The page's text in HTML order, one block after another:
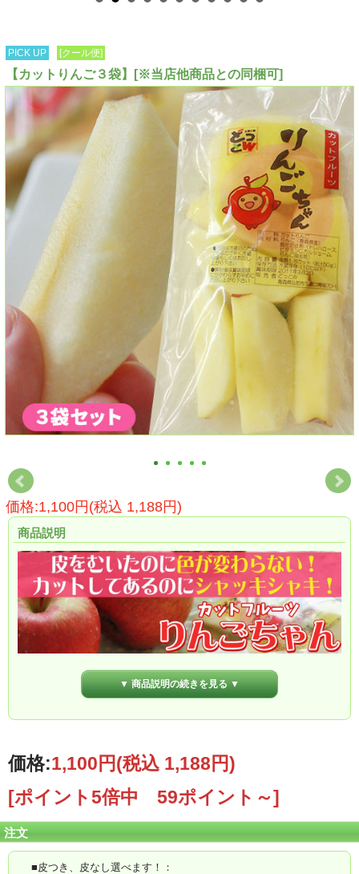
PICK UP [クール便]
【カットりんご３袋】[※当店他商品との同梱可]
価格:1,100円(税込 1,188円)
商品説明
もっと手軽に「青森のりんご」を食べて欲しい！
新しい“視点”で考えた青森産カットりんご
▼ 商品説明の続きを見る ▼
価格:1,100円(税込 1,188円)
[ポイント5倍中 59ポイント～]
注文
■皮つき、皮なし選べます！：